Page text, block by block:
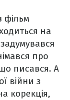
фільм
на
про
писався. А
війни з
корекція,